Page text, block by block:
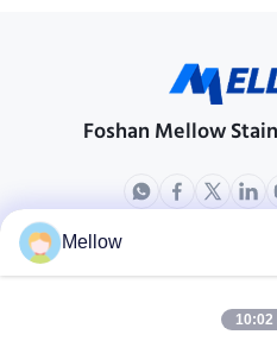
Foshan Mellow
Ürünler
Mellow
10:02